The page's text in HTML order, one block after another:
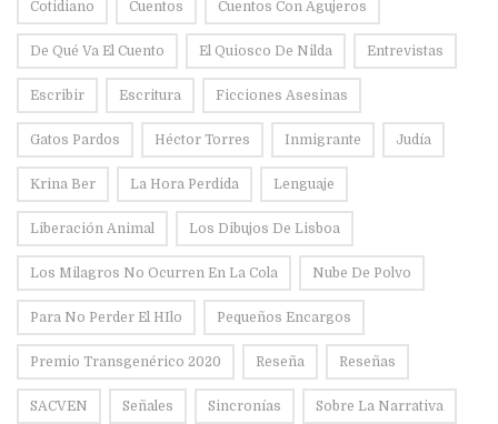
Cotidiano Cuentos Cuentos Con Agujeros
De Qué Va El Cuento El Quiosco De Nilda Entrevistas
Escribir Escritura Ficciones Asesinas
Gatos Pardos Héctor Torres Inmigrante Judía
Krina Ber La Hora Perdida Lenguaje
Liberación Animal Los Dibujos De Lisboa
Los Milagros No Ocurren En La Cola Nube De Polvo
Para No Perder El HIlo Pequeños Encargos
Premio Transgenérico 2020 Reseña Reseñas
SACVEN Señales Sincronías Sobre La Narrativa